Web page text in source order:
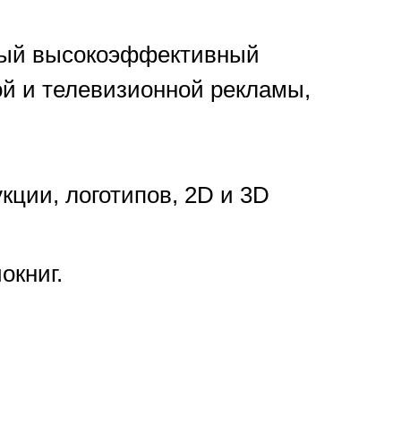
высокоэффективный
и телевизионной рекламы,
логотипов, 2D и 3D